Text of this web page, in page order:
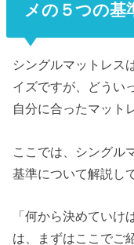
メの５つの基
シングルマットレス
イズですが、どうい
自分に合ったマット
ここでは、シングル
基準について解説し
「何から決めてい
は、まずはここでご